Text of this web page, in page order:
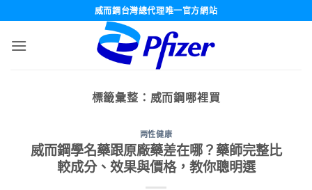
威而鋼台灣總代理唯一官方網站
標籤彙整： 威而鋼哪裡買
两性健康
威而鋼學名藥跟原廠藥差在哪？藥師完整比
較成分、效果與價格，教你聰明選